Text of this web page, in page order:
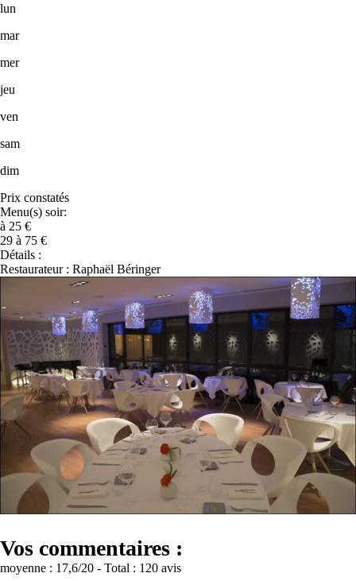
lun
mar
mer
jeu
ven
sam
dim
Prix constatés
Menu(s) soir:
à 25 €
29 à 75 €
Détails :
Restaurateur : Raphaël Béringer
Vos commentaires :
moyenne : 17,6/20 - Total : 120 avis